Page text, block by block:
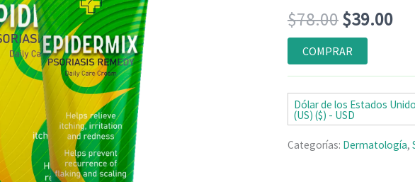
con4.80de
5 en base
a
valoraciones
de clientes
$78.00El
precio
original
era:
$78.00.
$39.00El
es:
COMPRAR
Dólar de los Estados
(US) ($) - USD
Categorías: Dermatología,